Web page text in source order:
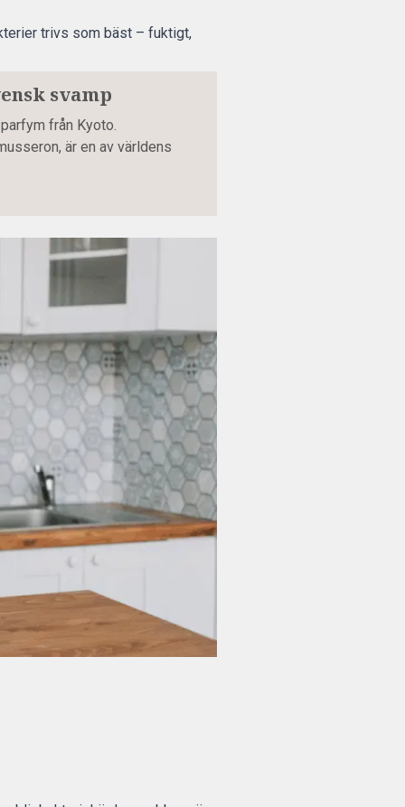
trivs som bäst – fuktigt,
svamp
från Kyoto.
är en av världens